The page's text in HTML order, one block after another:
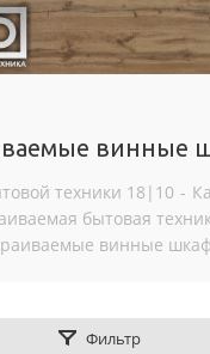
винные
техники 18|10 -
бытовая
винные
Фильтр